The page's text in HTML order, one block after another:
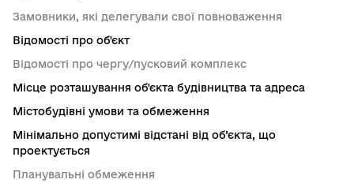
Замовники, які делегували свої повноваження
Відомості про об'єкт
Відомості про чергу/пусковий комплекс
Місце розташування об'єкта будівництва та адреса
Містобудівні умови та обмеження
Мінімально допустимі відстані від об’єкта, що
проектується
Планувальні обмеження